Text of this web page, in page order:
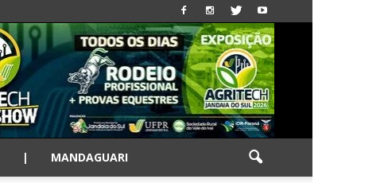
| MANDAGUARI